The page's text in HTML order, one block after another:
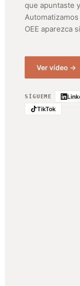
que apuntaste
OEE aparezca
Ver vídeo →
SÍGUEME
TikTok